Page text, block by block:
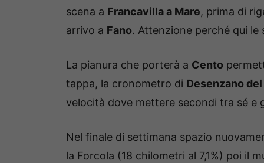
scena a Francavilla a Mare, prima di
arrivo a Fano. Attenzione perché qui le
La pianura che porterà a Cento
tappa, la cronometro di Desenzano del
velocità dove mettere secondi tra sé e
Nel finale di settimana spazio
la Forcola (18 chilometri al 7,1%) poi il